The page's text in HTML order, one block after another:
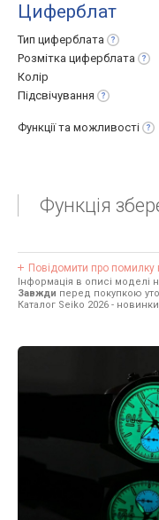
Циферблат
Тип циферблата
Розмітка циферблата
Колір
Підсвічування
Функції та можливості
Функція
Повідомити про помилку
Інформація в описі моделі
Завжди перед покупкою
Каталог Seiko 2026 -